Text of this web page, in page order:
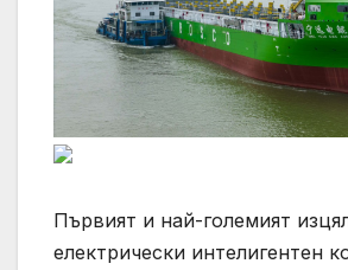
Първият и най-големият
електрически интелигентен